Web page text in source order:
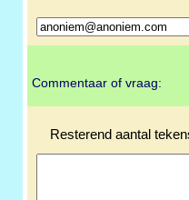
Commentaar of vraag:
Resterend aantal